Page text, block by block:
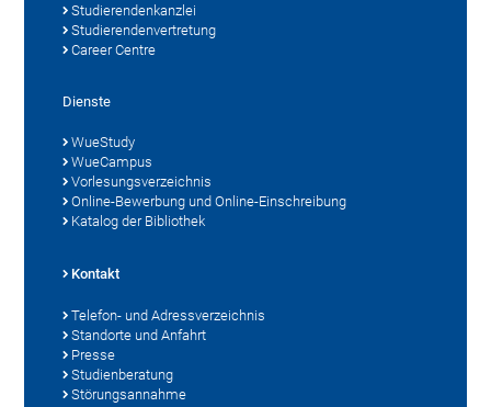
Studierendenkanzlei
Studierendenvertretung
Career Centre
Dienste
WueStudy
WueCampus
Vorlesungsverzeichnis
Online-Bewerbung und Online-Einschreibung
Katalog der Bibliothek
Kontakt
Telefon- und Adressverzeichnis
Standorte und Anfahrt
Presse
Studienberatung
Störungsannahme